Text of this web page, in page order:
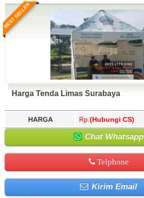
BEST SELLER
Harga Tenda Limas Surabaya
HARGA Rp. (Hubungi CS)
Chat Whatsapp
Telphone
Kirim Email